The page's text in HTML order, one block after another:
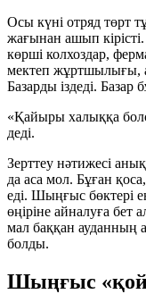
Осы күні отряд төрт
жағынан ашып
көрші колхоздар,
мектеп жұртшылығы,
Базарды іздеді. Базар
«Қайыры халыққа
деді.
Зерттеу нәтижесі
да аса мол. Бұған
еді. Шыңғыс бөктері
өңіріне айналуға
мал баққан ауданның
болды.
Шыңғыс